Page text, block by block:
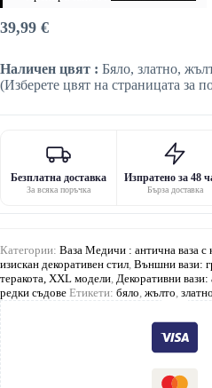
39,99 €
Наличен цвят : Бяло, златно,
(Изберете цвят на страницата за
Безплатна доставка
За всяка поръчка
Изпратено за 48
Бърза доставка
Категории: Ваза Медичи : антична ваза с
изискан декоративен стил Външни вази:
теракота, XXL модели Декоративни вази:
редки съдове Етикети: бяло жълто златно